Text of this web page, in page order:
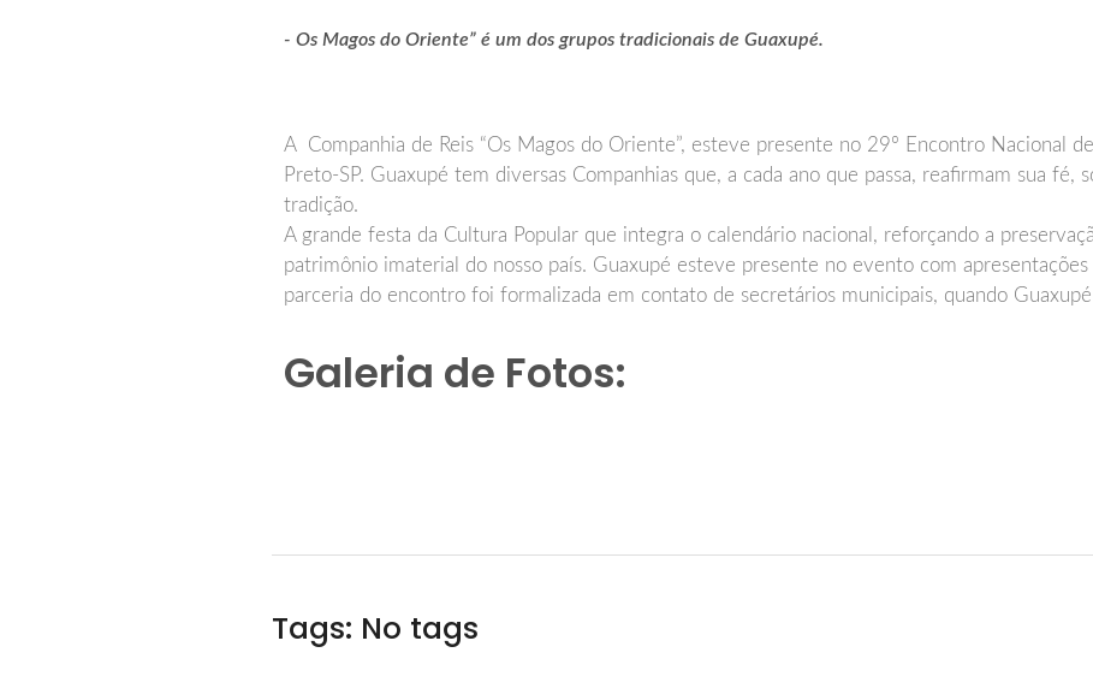
- Os Magos do Oriente” é um dos grupos tradicionais de Guaxupé.
A Companhia de Reis “Os Magos do Oriente”, esteve presente no 29º Encontro Nacional
Preto-SP. Guaxupé tem diversas Companhias que, a cada ano que passa, reafirmam sua fé,
tradição.
A grande festa da Cultura Popular que integra o calendário nacional, reforçando a
patrimônio imaterial do nosso país. Guaxupé esteve presente no evento com
parceria do encontro foi formalizada em contato de secretários municipais, quando
Galeria de Fotos:
Tags: No tags